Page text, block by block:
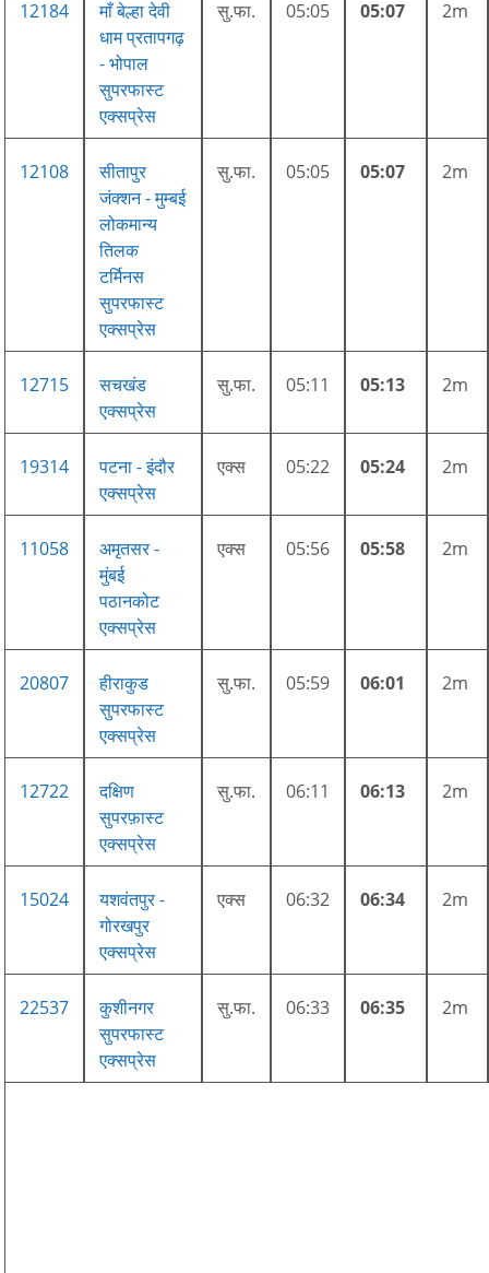
12184
माँ बेल्हा देवी
धाम प्रतापगढ़
- भोपाल
सुपरफास्ट
एक्सप्रेस
सु.फा. 05:05 05:07 2m
12108
सीतापुर
जंक्शन - मुम्बई
लोकमान्य
तिलक
टर्मिनस
सुपरफास्ट
एक्सप्रेस
सु.फा. 05:05 05:07 2m
12715
सचखंड
एक्सप्रेस
सु.फा. 05:11 05:13 2m
19314
पटना - इंदौर
एक्सप्रेस
एक्स 05:22 05:24 2m
11058
अमृतसर -
मुंबई
पठानकोट
एक्सप्रेस
एक्स 05:56 05:58 2m
20807
हीराकुड
सुपरफास्ट
एक्सप्रेस
सु.फा. 05:59 06:01 2m
12722
दक्षिण
सुपरफ़ास्ट
एक्सप्रेस
सु.फा. 06:11 06:13 2m
15024
यशवंतपुर -
गोरखपुर
एक्सप्रेस
एक्स 06:32 06:34 2m
22537
कुशीनगर
सुपरफास्ट
एक्सप्रेस
सु.फा. 06:33 06:35 2m